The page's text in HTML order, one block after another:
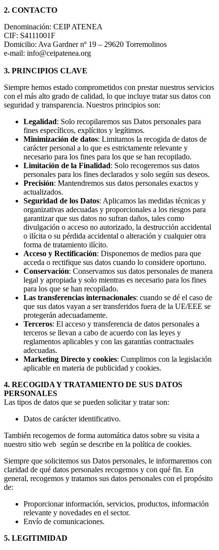
2. CONTACTO
Denominación: CEIP ATENEA
CIF: S4111001F
Domicilio: Ava Gardner nº 19 – 29620 Torremolinos
e-mail: info@ceipatenea.org
3. PRINCIPIOS CLAVE
Siempre hemos estado comprometidos con prestar nuestros servicios
con el más alto grado de calidad, lo que incluye tratar sus datos con
seguridad y transparencia. Nuestros principios son:
Legalidad: Solo recopilaremos sus Datos personales para
fines específicos, explícitos y legítimos.
Minimización de datos: Limitamos la recogida de datos de
carácter personal a lo que es estrictamente relevante y
necesario para los fines para los que se han recopilado.
Limitación de la Finalidad: Solo recogeremos sus datos
personales para los fines declarados y solo según sus deseos.
Precisión: Mantendremos sus datos personales exactos y
actualizados.
Seguridad de los Datos: Aplicamos las medidas técnicas y
organizativas adecuadas y proporcionales a los riesgos para
garantizar que sus datos no sufran daños, tales como
divulgación o acceso no autorizado, la destrucción accidental
o ilícita o su pérdida accidental o alteración y cualquier otra
forma de tratamiento ilícito.
Acceso y Rectificación: Disponemos de medios para que
acceda o rectifique sus datos cuando lo considere oportuno.
Conservación: Conservamos sus datos personales de manera
legal y apropiada y solo mientras es necesario para los fines
para los que se han recopilado.
Las transferencias internacionales: cuando se dé el caso de
que sus datos vayan a ser transferidos fuera de la UE/EEE se
protegerán adecuadamente.
Terceros: El acceso y transferencia de datos personales a
terceros se llevan a cabo de acuerdo con las leyes y
reglamentos aplicables y con las garantías contractuales
adecuadas.
Marketing Directo y cookies: Cumplimos con la legislación
aplicable en materia de publicidad y cookies.
4. RECOGIDA Y TRATAMIENTO DE SUS DATOS
PERSONALES
Las tipos de datos que se pueden solicitar y tratar son:
Datos de carácter identificativo.
También recogemos de forma automática datos sobre su visita a
nuestro sitio web según se describe en la política de cookies.
Siempre que solicitemos sus Datos personales, le informaremos con
claridad de qué datos personales recogemos y con qué fin. En
general, recogemos y tratamos sus datos personales con el propósito
de:
Proporcionar información, servicios, productos, información
relevante y novedades en el sector.
Envío de comunicaciones.
5. LEGITIMIDAD